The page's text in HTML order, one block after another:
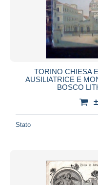
TORINO CHIESA
AUSILIATRICE E
BOSCO
Stato